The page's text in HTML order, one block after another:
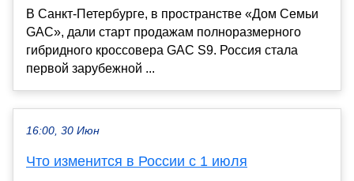
В Санкт-Петербурге, в пространстве «Дом Семьи
GAC», дали старт продажам полноразмерного
гибридного кроссовера GAC S9. Россия стала
первой зарубежной ...
16:00, 30 Июн
Что изменится в России с 1 июля